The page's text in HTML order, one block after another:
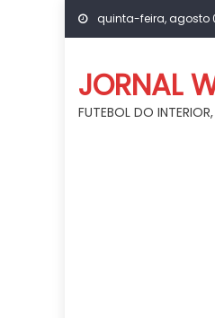
Skip
quinta-feira, agosto
JORNAL
FUTEBOL DO